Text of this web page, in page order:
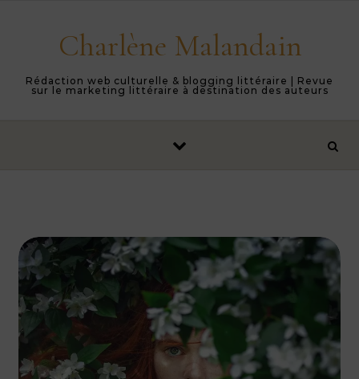
Charlène Malandain
Rédaction web culturelle & blogging littéraire | Revue
sur le marketing littéraire à destination des auteurs